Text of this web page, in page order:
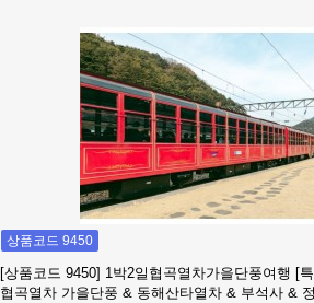
상품코드 9450
[상품코드 9450] 1박2일협곡열차가을단풍여행 [
협곡열차 가을단풍 & 동해산타열차 & 부석사 &